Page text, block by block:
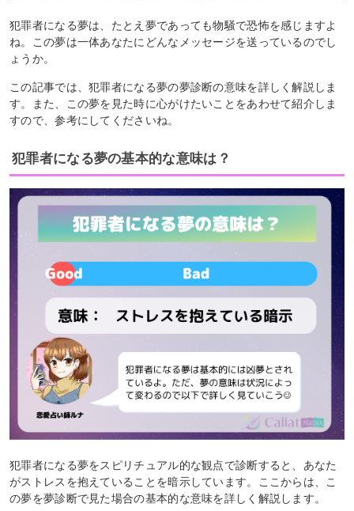
犯罪者になる夢は、たとえ夢であっても物騒で恐怖を感じますよ
ね。この夢は一体あなたにどんなメッセージを送っているのでし
ょうか。
この記事では、犯罪者になる夢の夢診断の意味を詳しく解説しま
す。また、この夢を見た時に心がけたいことをあわせて紹介しま
すので、参考にしてくださいね。
犯罪者になる夢の基本的な意味は？
犯罪者になる夢をスピリチュアル的な観点で診断すると、あなた
がストレスを抱えていることを暗示しています。ここからは、こ
の夢を夢診断で見た場合の基本的な意味を詳しく解説します。